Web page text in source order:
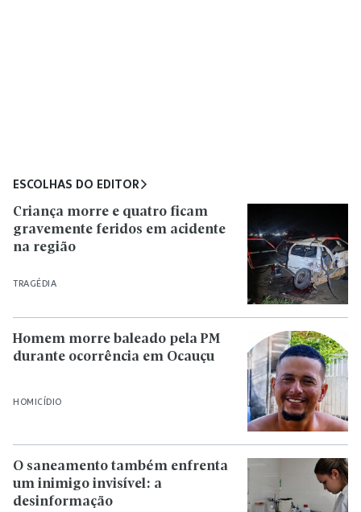
ESCOLHAS DO EDITOR
TRAGÉDIA
Criança morre e quatro ficam
gravemente feridos em acidente
na região
HOMICÍDIO
Homem morre baleado pela PM
durante ocorrência em Ocauçu
O saneamento também enfrenta
um inimigo invisível: a
desinformação